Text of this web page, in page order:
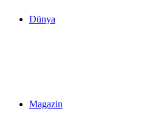
Dünya
Magazin